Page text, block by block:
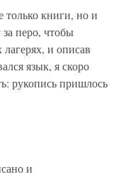
книги, но и
перо, чтобы
и описав
язык, я скоро
рукопись пришлось
и